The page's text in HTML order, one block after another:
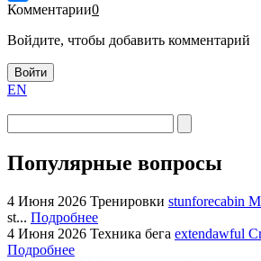
Комментарии0
Войдите, чтобы добавить комментарий
Войти
EN
Популярные вопросы
4 Июня 2026 Тренировки stunforecabin
st... Подробнее
4 Июня 2026 Техника бега extendawful
Подробнее